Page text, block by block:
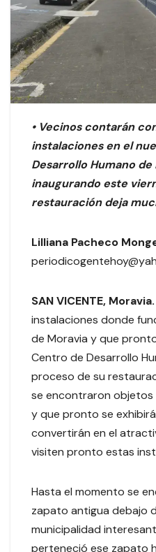
• Vecinos contarán
instalaciones en el
Desarrollo Humano
inaugurando este
restauración deja
Lilliana Pacheco
SAN VICENTE, Moravia.
instalaciones donde
de Moravia y que
Centro de Desarrollo
proceso de su
se encontraron objetos
y que pronto se
convertirán en el
visiten pronto estas
Hasta el momento se
zapato antigua debajo
municipalidad
perteneció ese zapato